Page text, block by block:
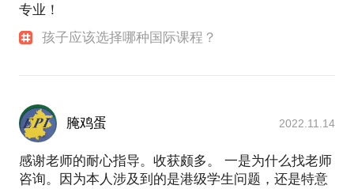
专业！
孩子应该选择哪种国际课程？
腌鸡蛋 2022.11.14
感谢老师的耐心指导。收获颇多。 一是为什么找老师
咨询。因为本人涉及到的是港级学生问题，还是特意